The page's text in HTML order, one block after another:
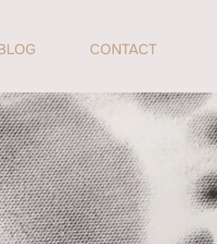
CONTACT